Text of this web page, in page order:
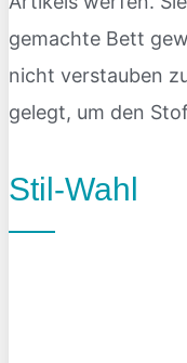
gemachte Bett
nicht verstauben
gelegt, um den
Stil-Wahl